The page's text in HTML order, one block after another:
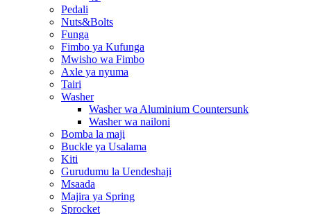
Pedali
Nuts&Bolts
Funga
Fimbo ya Kufunga
Mwisho wa Fimbo
Axle ya nyuma
Tairi
Washer
Washer wa Aluminium Countersunk
Washer wa nailoni
Bomba la maji
Buckle ya Usalama
Kiti
Gurudumu la Uendeshaji
Msaada
Majira ya Spring
Sprocket